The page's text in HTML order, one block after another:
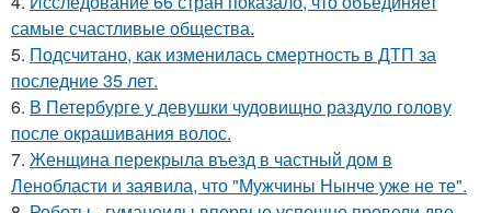
самые счастливые общества.
5. Подсчитано, как изменилась смертность в ДТП за
последние 35 лет.
6. В Петербурге у девушки чудовищно раздуло голову
после окрашивания волос.
7. Женщина перекрыла въезд в частный дом в
Ленобласти и заявила, что "Мужчины Нынче уже не те".